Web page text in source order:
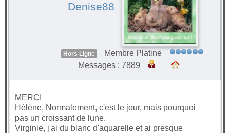
Denise88
Hors Ligne
Membre Platine
Messages : 7889
MERCI
Hélène, Normalement, c'est le jour, mais pourquoi
pas un croissant de lune.
Virginie, j'ai du blanc d'aquarelle et ai presque